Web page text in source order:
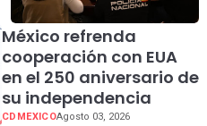
México refrenda
cooperación con EUA
en el 250 aniversario de
su independencia
CDMEXICOAgosto 03, 2026